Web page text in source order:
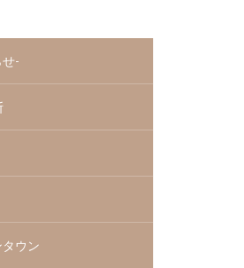
-
タウン